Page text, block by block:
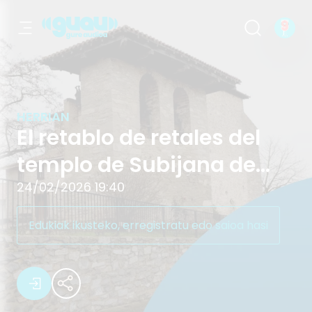
HERRIAN
El retablo de retales del
templo de Subijana de
Álava
24/02/2026 19:40
Edukiak ikusteko, erregistratu edo saioa hasi